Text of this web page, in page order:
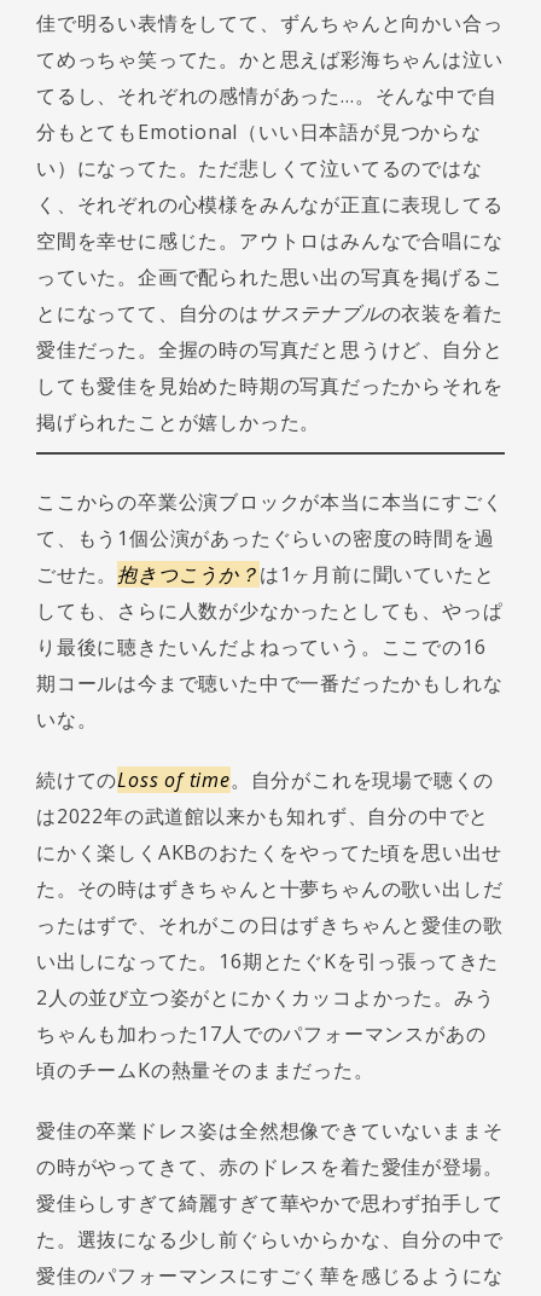
佳で明るい表情をしてて、ずんちゃんと向かい合っ
てめっちゃ笑ってた。かと思えば彩海ちゃんは泣い
てるし、それぞれの感情があった…。そんな中で自
分もとてもEmotional（いい日本語が見つからな
い）になってた。ただ悲しくて泣いてるのではな
く、それぞれの心模様をみんなが正直に表現してる
空間を幸せに感じた。アウトロはみんなで合唱にな
っていた。企画で配られた思い出の写真を掲げるこ
とになってて、自分のはサステナブルの衣装を着た
愛佳だった。全握の時の写真だと思うけど、自分と
しても愛佳を見始めた時期の写真だったからそれを
掲げられたことが嬉しかった。
ここからの卒業公演ブロックが本当に本当にすごく
て、もう1個公演があったぐらいの密度の時間を過
ごせた。 抱きつこうか？は1ヶ月前に聞いていたと
しても、さらに人数が少なかったとしても、やっぱ
り最後に聴きたいんだよねっていう。ここでの16
期コールは今まで聴いた中で一番だったかもしれな
いな。
続けてのLoss of time。自分がこれを現場で聴くの
は2022年の武道館以来かも知れず、自分の中でと
にかく楽しくAKBのおたくをやってた頃を思い出せ
た。その時はずきちゃんと十夢ちゃんの歌い出しだ
ったはずで、それがこの日はずきちゃんと愛佳の歌
い出しになってた。16期とたぐKを引っ張ってきた
2人の並び立つ姿がとにかくカッコよかった。みう
ちゃんも加わった17人でのパフォーマンスがあの
頃のチームKの熱量そのままだった。
愛佳の卒業ドレス姿は全然想像できていないままそ
の時がやってきて、赤のドレスを着た愛佳が登場。
愛佳らしすぎて綺麗すぎて華やかで思わず拍手して
た。選抜になる少し前ぐらいからかな、自分の中で
愛佳のパフォーマンスにすごく華を感じるようにな